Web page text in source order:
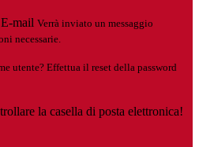
E-mail Verrà inviato un messaggio
necessarie.
utente? Effettua il reset della password
la casella di posta elettronica!